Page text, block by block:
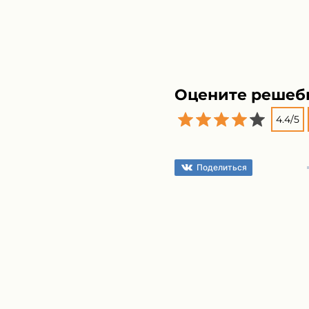
Оцените
4.4/5
Поделиться